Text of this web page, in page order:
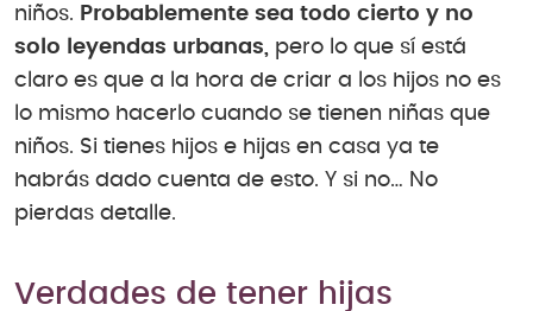
niños. Probablemente sea todo cierto y no
solo leyendas urbanas, pero lo que sí está
claro es que a la hora de criar a los hijos no es
lo mismo hacerlo cuando se tienen niñas que
niños. Si tienes hijos e hijas en casa ya te
habrás dado cuenta de esto. Y si no… No
pierdas detalle.
Verdades de tener hijas